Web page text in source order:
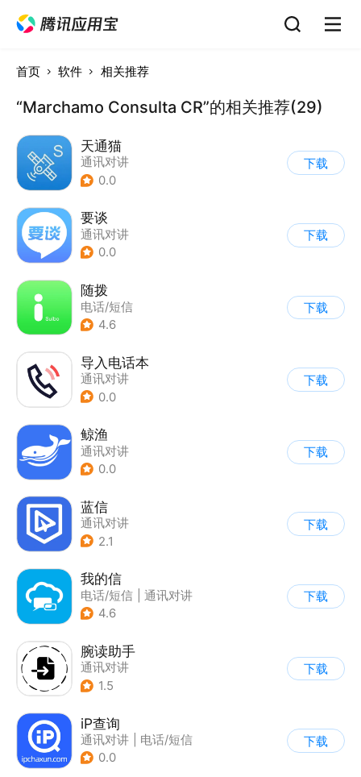
首页 软件 相关推荐
“Marchamo Consulta CR”的相关推荐(29)
天通猫
通讯对讲
0.0
下载
要谈
通讯对讲
0.0
下载
随拨
电话/短信
4.6
下载
导入电话本
通讯对讲
0.0
下载
鲸渔
通讯对讲
0.0
下载
蓝信
通讯对讲
2.1
下载
我的信
电话/短信
通讯对讲
4.6
下载
腕读助手
通讯对讲
1.5
下载
iP查询
通讯对讲
电话/短信
0.0
下载